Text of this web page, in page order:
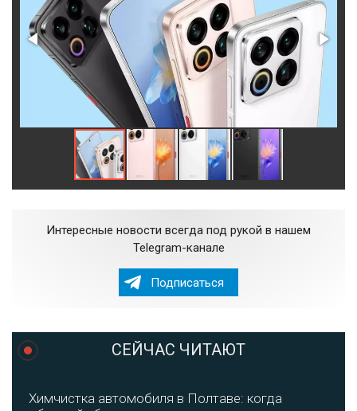
Интересные новости всегда под рукой в нашем
Telegram-канале
Подписаться
СЕЙЧАС ЧИТАЮТ
Химчистка автомобиля в Полтаве: когда